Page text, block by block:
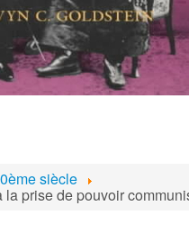
siècle
prise de pouvoir